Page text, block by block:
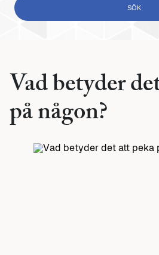
Vad betyder
på någon?